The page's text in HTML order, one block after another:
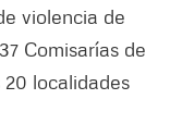
violencia de
Comisarías de
localidades